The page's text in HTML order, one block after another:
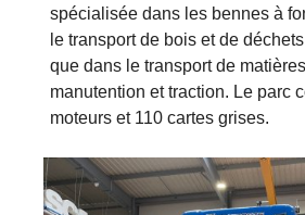
spécialisée dans les bennes à
le transport de bois et de
que dans le transport de
manutention et traction. Le parc
moteurs et 110 cartes grises.